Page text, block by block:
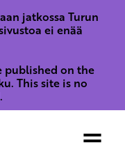
MENU
jatkossa Turun
ei enää
published on the
This site is no